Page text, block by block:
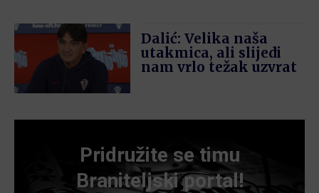
Dalić: Velika naša
utakmica, ali slijedi
nam vrlo težak uzvrat
Pridružite se timu
Braniteljski portal!